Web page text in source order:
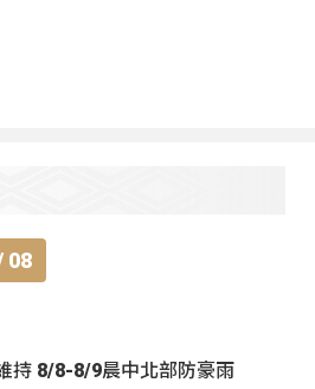
08
持 8/8-8/9晨中北部防豪雨